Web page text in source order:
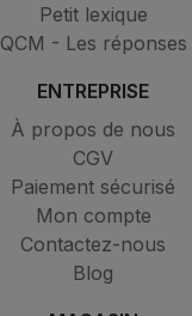
Petit lexique
QCM - Les réponses
ENTREPRISE
À propos de nous
CGV
Paiement sécurisé
Mon compte
Contactez-nous
Blog